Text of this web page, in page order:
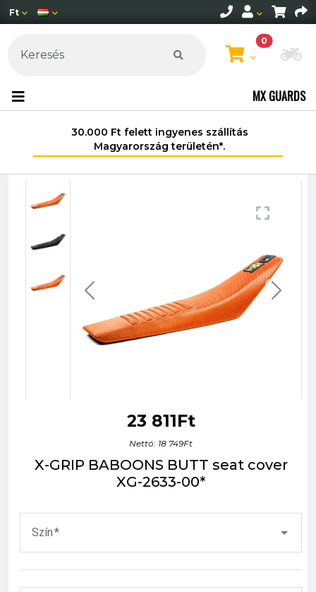
Ft
0
MX GUARDS
30.000 Ft felett ingyenes szállítás
Magyarország területén*.
23 811Ft
Nettó: 18 749Ft
X-GRIP BABOONS BUTT seat cover
XG-2633-00*
Szín